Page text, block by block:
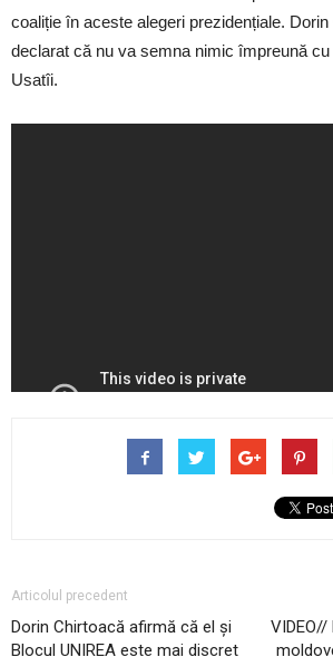
coaliție în aceste alegeri prezidențiale.
declarat că nu va semna nimic împreună
Usatîi.
Articolul precedent
Dorin Chirtoacă afirmă că el și
Blocul UNIREA este mai discret